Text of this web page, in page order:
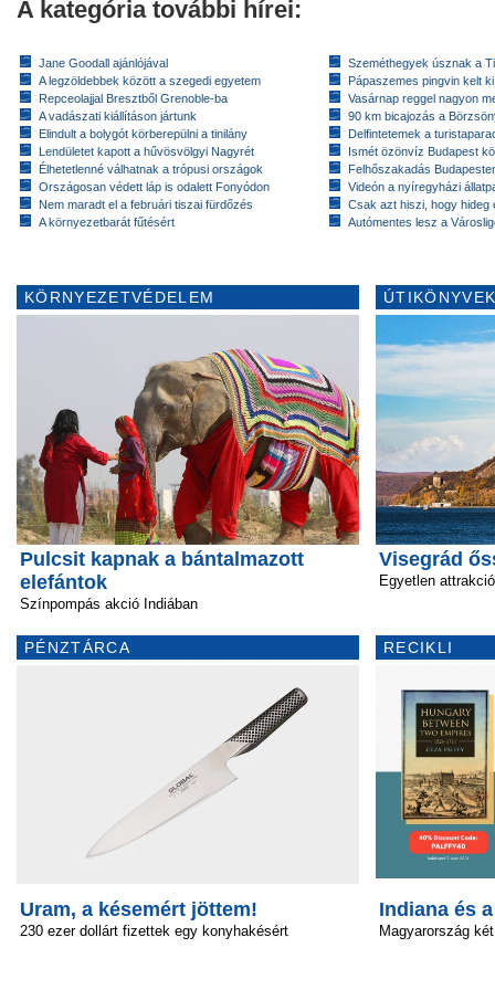
A kategória további hírei:
Jane Goodall ajánlójával
A legzöldebbek között a szegedi egyetem
Repceolajjal Bresztből Grenoble-ba
A vadászati kiállításon jártunk
Elindult a bolygót körberepülni a tinilány
Lendületet kapott a hűvösvölgyi Nagyrét
Élhetetlenné válhatnak a trópusi országok
Országosan védett láp is odalett Fonyódon
Nem maradt el a februári tiszai fürdőzés
A környezetbarát fűtésért
Szeméthegyek úsznak a
Pápaszemes pingvin kelt
Vasárnap reggel nagyon
90 km bicajozás a
Delfintetemek a
Ismét özönvíz Budapest
Felhőszakadás
Videón a nyíregyházi
Csak azt hiszi, hogy hideg
Autómentes lesz a
KÖRNYEZETVÉDELEM
Pulcsit kapnak a bántalmazott
elefántok
Színpompás akció Indiában
PÉNZTÁRCA
Uram, a késemért jöttem!
230 ezer dollárt fizettek egy konyhakésért
Visegrád
Egyetlen
RECIKLI
Indiana és
Magyarország